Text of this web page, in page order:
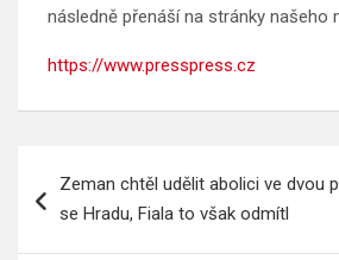
následně přenáší na stránky našeho
https://www.presspress.cz
proZeman chtěl udělit abolici ve dvou
se Hradu, Fiala to však odmítl